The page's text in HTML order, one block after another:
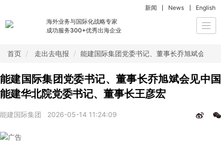
海外业务与国际化战略专家
成功服务300+优秀出海企业
新闻 News English
首页 走出去电报 能建国际集团党委书记、董事长乔旭斌会见
能建国际集团党委书记、董事长乔旭斌会见中国
能建华北院党委书记、董事长王彦宏
能建国际集团 2026-05-14 11:24:09